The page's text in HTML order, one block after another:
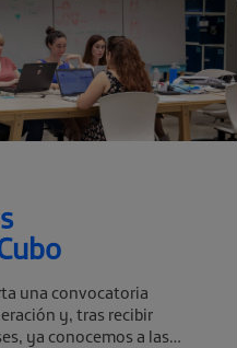
una convocatoria
y, tras recibir
ya conocemos a las